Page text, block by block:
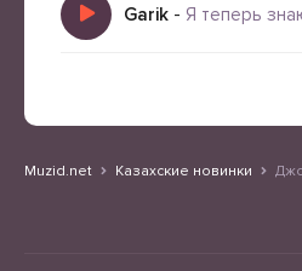
Garik - Я теперь знаю
Muzid.net Казахские новинки